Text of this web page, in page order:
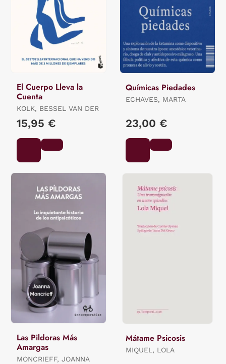
El Cuerpo Lleva la
Cuenta
KOLK, BESSEL VAN DER
15,95 €
Químicas Piedades
ECHAVES, MARTA
23,00 €
Las Pildoras Más
Amargas
MONCRIEFF, JOANNA
Mátame Psicosis
MIQUEL, LOLA